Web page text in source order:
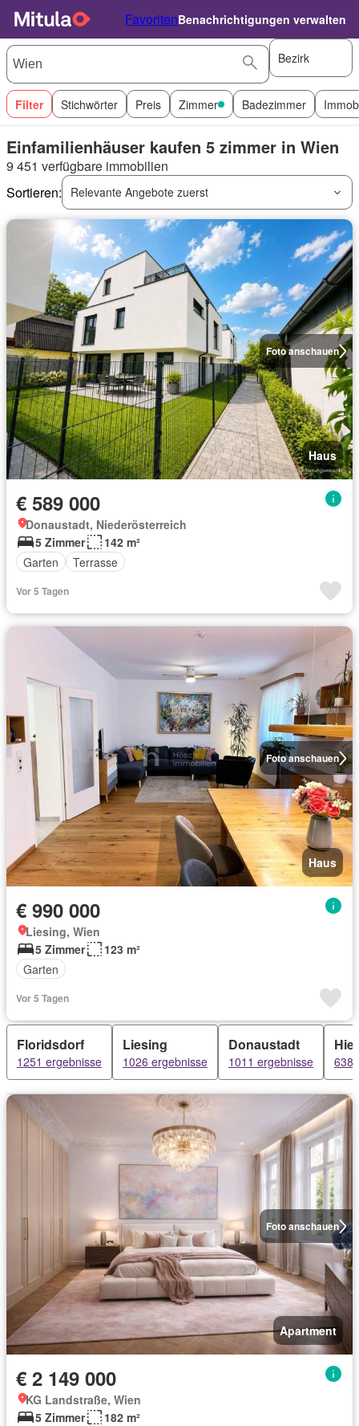
FavoritenBenachrichtigungen verwalten
Bezirk
Filter Stichwörter Preis Zimmer Badezimmer
Einfamilienhäuser kaufen 5 zimmer in Wien
9 451 verfügbare immobilien
Sortieren:
Relevante Angebote zuerst
Foto anschauen
Haus
€ 589 000
Donaustadt, Niederösterreich
5 Zimmer
142 m²
Garten
Terrasse
Vor 5 Tagen
Foto anschauen
Haus
€ 990 000
Liesing, Wien
5 Zimmer
123 m²
Garten
Vor 5 Tagen
Floridsdorf
1251 ergebnisse
Liesing
1026 ergebnisse
Donaustadt
1011 ergebnisse 638
Foto anschauen
Apartment
€ 2 149 000
KG Landstraße, Wien
5 Zimmer
182 m²